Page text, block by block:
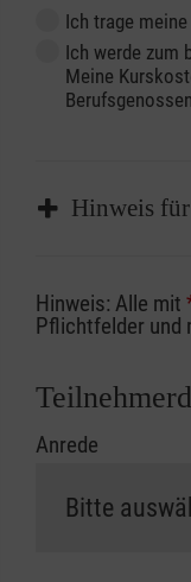
Ich trage
Ich werde zum
Meine
Hinweis
Sofern Sie
Ihrer
erfolgt eine
Die
Hinweis: Alle mit
Pflichtfelder und
Anrede